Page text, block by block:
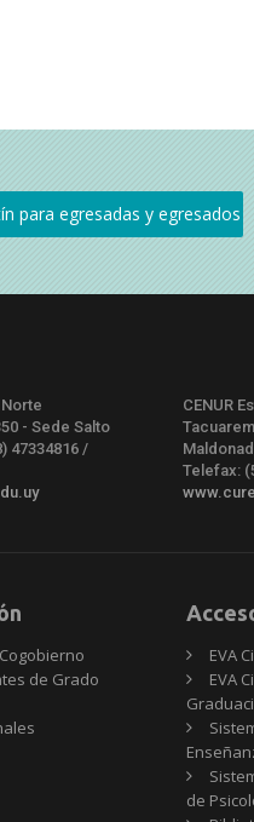
Norte
- Sede Salto
47334816 /
CENUR
Telefax:
de Grado
EVA
EVA
de